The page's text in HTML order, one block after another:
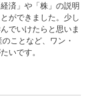
済」や「株」の説明
ができました。少し
でいけたらと思いま
ことなど、ワン・
いです。